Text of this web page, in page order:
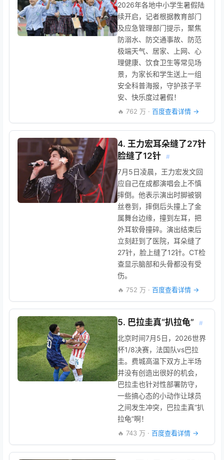
2026年各地中小学生暑假陆
续开启，记者根据教育部门
及应急管理部门提示，聚焦
防溺水、防交通事故、防范
极端天气、居家、上网、心
理健康、饮食卫生等常见场
景，为家长和学生送上一组
安全科普海报，守护孩子平
安、快乐度过暑假！
🔥 762 万 · 百度查看详情 →
4. 王力宏耳朵缝了27针
脸缝了12针
#
7月5日凌晨，王力宏发文回
应自己在成都演唱会上不慎
摔倒。他表示演出时脚被钢
丝卷到，摔倒后头撞上了金
属舞台边缘，撞到左耳，把
外耳软骨撞碎。演出结束后
立刻赶到了医院，耳朵缝了
27针，脸上缝了12针。CT检
查显示脑部和头骨都没有受
伤。
🔥 752 万 · 百度查看详情 →
5. 巴拉圭真“扒拉龟” #
北京时间7月5日，2026世界
杯1/8决赛，法国队vs巴拉
圭。费城高温下双方上半场
并没有创造出很好的机会，
巴拉圭也针对性部署防守，
一些搞心态的小动作让球员
之间发生冲突，巴拉圭真“扒
拉龟”啊！
🔥 743 万 · 百度查看详情 →